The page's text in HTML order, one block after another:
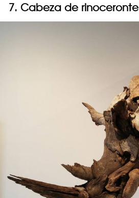
7. Cabeza de rinoceronte